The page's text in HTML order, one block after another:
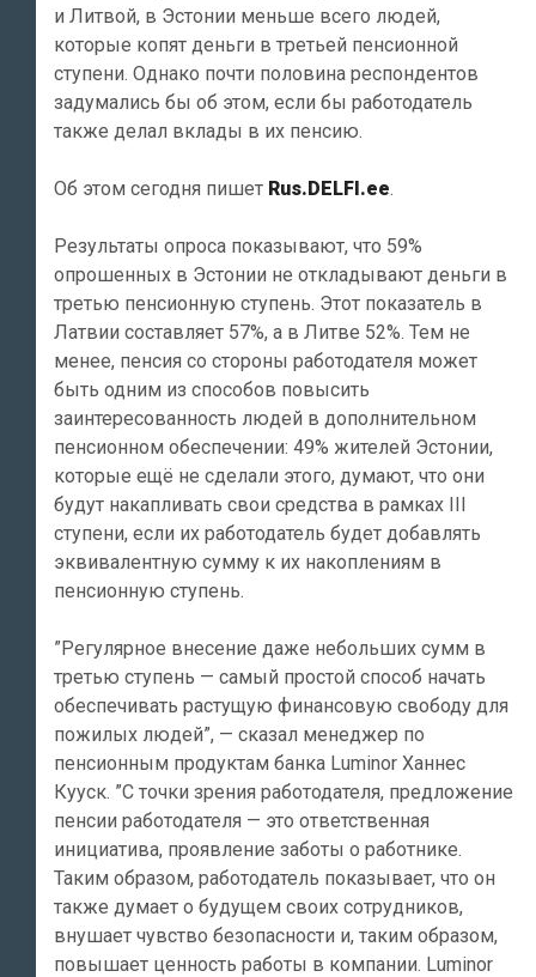
и Литвой, в Эстонии меньше всего людей,
которые копят деньги в третьей пенсионной
ступени. Однако почти половина респондентов
задумались бы об этом, если бы работодатель
также делал вклады в их пенсию.
Об этом сегодня пишет Rus.DELFI.ee.
Результаты опроса показывают, что 59%
опрошенных в Эстонии не откладывают деньги в
третью пенсионную ступень. Этот показатель в
Латвии составляет 57%, а в Литве 52%. Тем не
менее, пенсия со стороны работодателя может
быть одним из способов повысить
заинтересованность людей в дополнительном
пенсионном обеспечении: 49% жителей Эстонии,
которые ещё не сделали этого, думают, что они
будут накапливать свои средства в рамках III
ступени, если их работодатель будет добавлять
эквивалентную сумму к их накоплениям в
пенсионную ступень.
”Регулярное внесение даже небольших сумм в
третью ступень — самый простой способ начать
обеспечивать растущую финансовую свободу для
пожилых людей”, — сказал менеджер по
пенсионным продуктам банка Luminor Ханнес
Кууск. ”С точки зрения работодателя, предложение
пенсии работодателя — это ответственная
инициатива, проявление заботы о работнике.
Таким образом, работодатель показывает, что он
также думает о будущем своих сотрудников,
внушает чувство безопасности и, таким образом,
повышает ценность работы в компании. Luminor